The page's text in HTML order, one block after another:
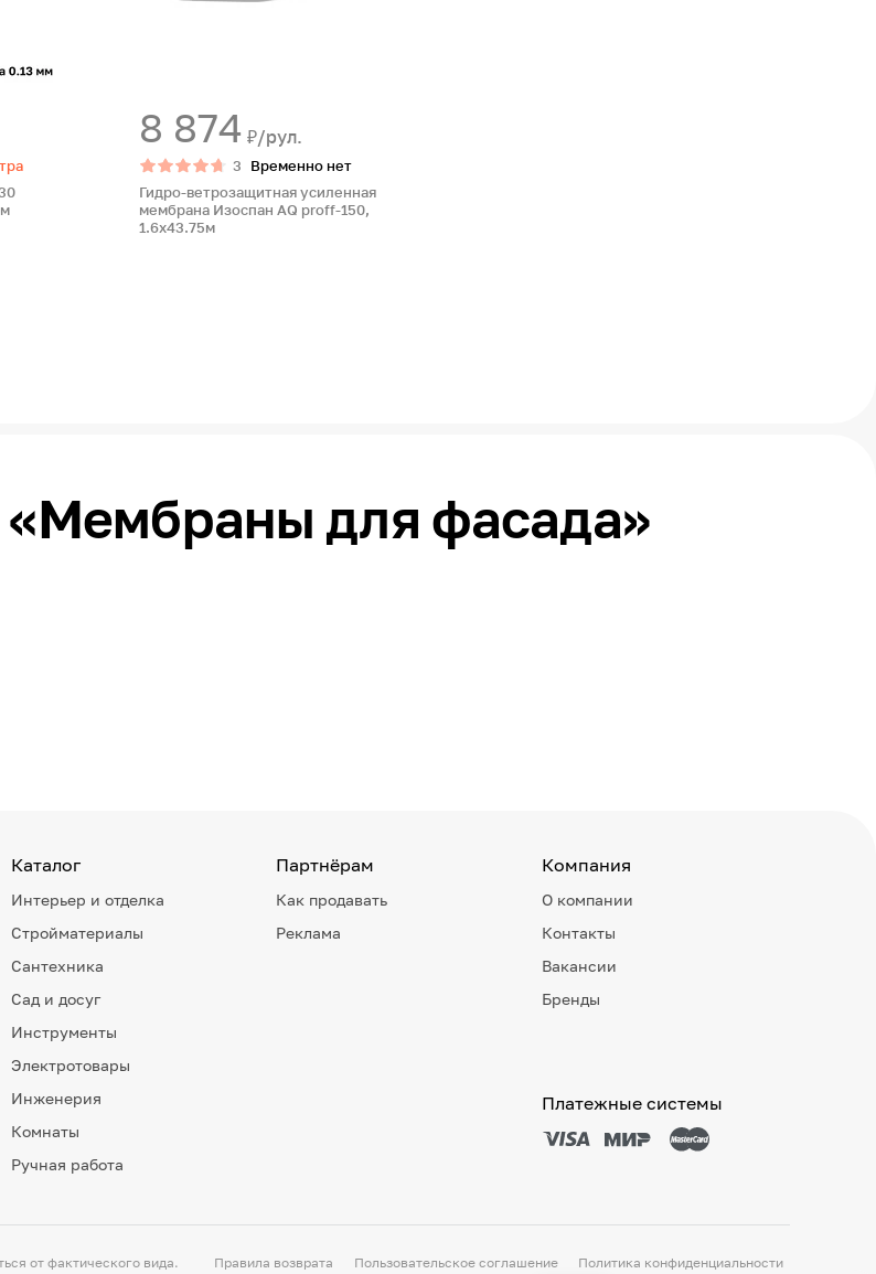
8 874 ₽/рул.
3
Временно нет
Гидро-ветрозащитная усиленная
мембрана Изоспан AQ proff-150,
1.6х43.75м
«Мембраны для фасада»
Каталог
Интерьер и отделка
Стройматериалы
Сантехника
Сад и досуг
Инструменты
Электротовары
Инженерия
Комнаты
Ручная работа
Партнёрам
Как продавать
Реклама
Компания
О компании
Контакты
Вакансии
Бренды
Платежные системы
от фактического вида. Правила возврата Пользовательское соглашение Политика конфиденциальности